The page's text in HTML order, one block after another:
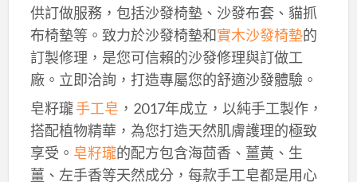
供訂做服務，包括沙發椅墊、沙發布套、貓抓
布椅墊等。致力於沙發椅墊和實木沙發椅墊的
訂製修理，是您可信賴的沙發修理與訂做工
廠。立即洽詢，打造專屬您的舒適沙發體驗。
皂籽瓏手工皂 ，2017年成立，以純手工製作，
搭配植物精華，為您打造天然肌膚護理的極致
享受。 皂籽瓏的配方包含海茴香、薑黃、生
薑、左手香等天然成分，每款手工皂都是用心